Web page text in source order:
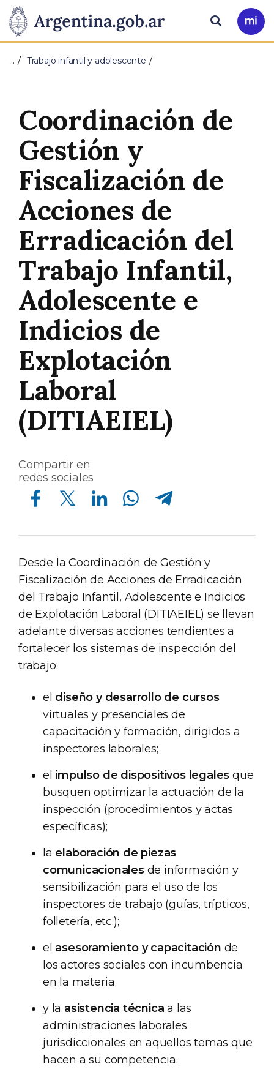
Presidencia
de
Nación
Pasar al contenido principal
Ir
a
Buscar
… Trabajo infantil y adolescente
Coordinación de
Gestión y
Fiscalización de
Acciones de
Erradicación del
Trabajo Infantil,
Adolescente e
Indicios de
Explotación
Laboral
(DITIAEIEL)
Compartir en
redes sociales
Compartir en Facebook Compartir en Twitter Compartir en Linkedin Compartir en Whatsapp Compartir en Telegram
Desde la Coordinación de Gestión y
Fiscalización de Acciones de Erradicación
del Trabajo Infantil, Adolescente e Indicios
de Explotación Laboral (DITIAEIEL) se llevan
adelante diversas acciones tendientes a
fortalecer los sistemas de inspección del
trabajo:
el diseño y desarrollo de cursos
virtuales y presenciales de
capacitación y formación, dirigidos a
inspectores laborales;
el impulso de dispositivos legales que
busquen optimizar la actuación de la
inspección (procedimientos y actas
específicas);
la elaboración de piezas
comunicacionalesde información y
sensibilización para el uso de los
inspectores de trabajo (guías, trípticos,
folletería, etc.);
el asesoramiento y capacitación de
los actores sociales con incumbencia
en la materia
y la asistencia técnica a las
administraciones laborales
jurisdiccionales en aquellos temas que
hacen a su competencia.